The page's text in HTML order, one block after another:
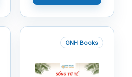
GNH Books